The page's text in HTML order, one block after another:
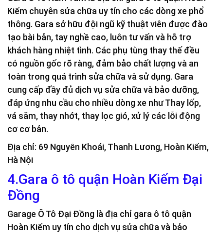
Kiếm chuyên sửa chữa uy tín cho các dòng xe phổ
thông. Gara sở hữu đội ngũ kỹ thuật viên được đào
tạo bài bản, tay nghề cao, luôn tư vấn và hỗ trợ
khách hàng nhiệt tình. Các phụ tùng thay thế đều
có nguồn gốc rõ ràng, đảm bảo chất lượng và an
toàn trong quá trình sửa chữa và sử dụng. Gara
cung cấp đầy đủ dịch vụ sửa chữa và bảo dưỡng,
đáp ứng nhu cầu cho nhiều dòng xe như Thay lốp,
vá săm, thay nhớt, thay lọc gió, xử lý các lỗi động
cơ cơ bản.
Địa chỉ: 69 Nguyễn Khoái, Thanh Lương, Hoàn Kiếm,
Hà Nội
4.Gara ô tô quận Hoàn Kiếm Đại
Đồng
Garage Ô Tô Đại Đồng là địa chỉ gara ô tô quận
Hoàn Kiếm uy tín cho dịch vụ sửa chữa và bảo